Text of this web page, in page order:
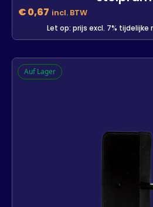
€0,67 incl. BTW
Let op: prijs excl. 7%
Q-lon witte
Auf Lager